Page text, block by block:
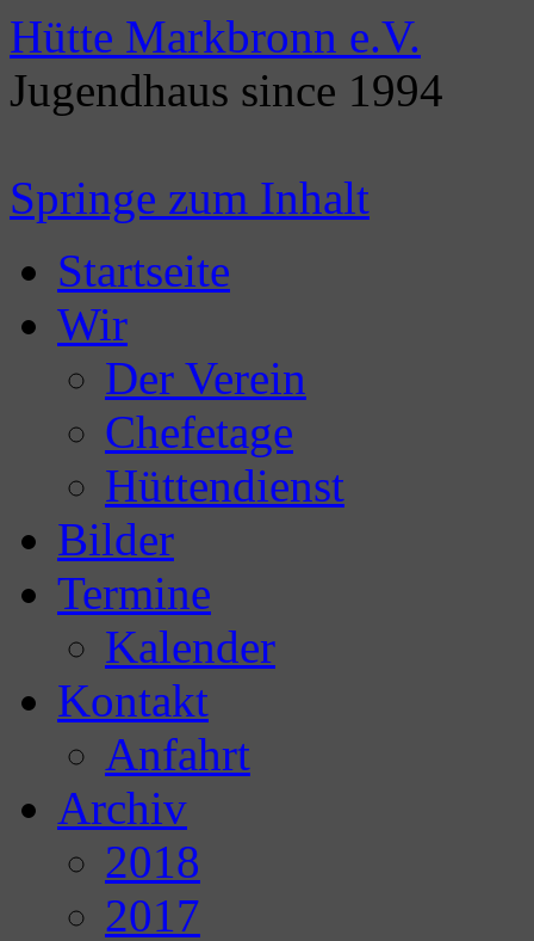
Hütte Markbronn e.V.
Jugendhaus since 1994
Springe zum Inhalt
Startseite
Wir
Der Verein
Chefetage
Hüttendienst
Bilder
Termine
Kalender
Kontakt
Anfahrt
Archiv
2018
2017